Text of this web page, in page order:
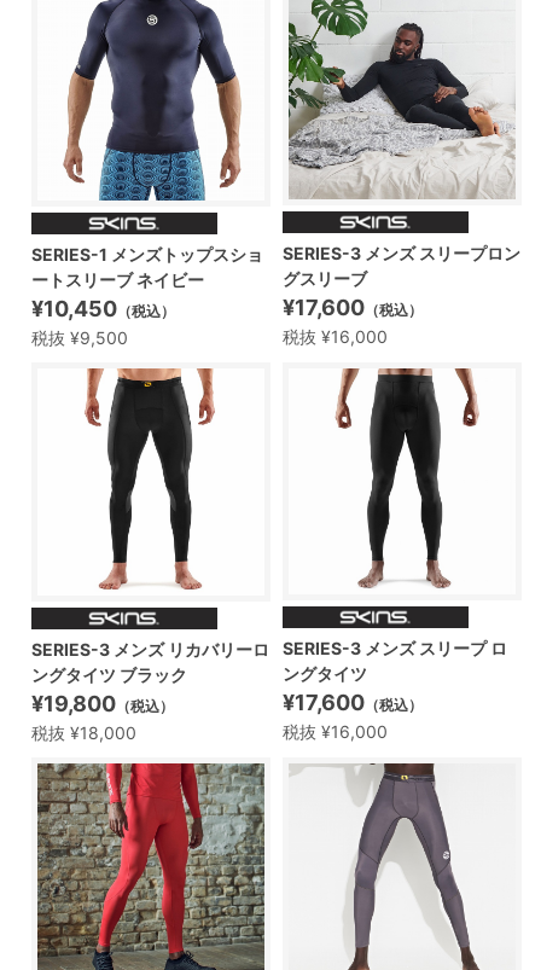
SERIES-1 メンズトップスショ
ートスリーブ ネイビー
¥10,450 （税込）
税抜 ¥9,500
SERIES-3 メンズ スリープロン
グスリーブ
¥17,600 （税込）
税抜 ¥16,000
SERIES-3 メンズ リカバリーロ
ングタイツ ブラック
¥19,800 （税込）
税抜 ¥18,000
SERIES-3 メンズ スリープ ロ
ングタイツ
¥17,600 （税込）
税抜 ¥16,000